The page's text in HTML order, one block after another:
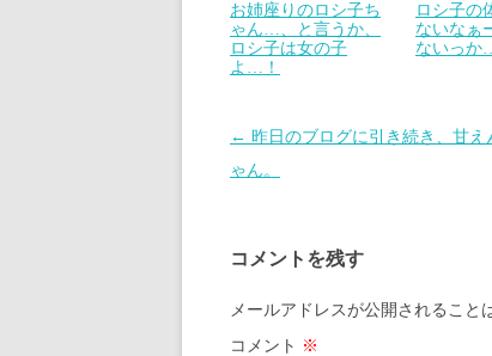
お姉座りのロシ子ち
ゃん…、と言うか、
ロシ子は女の子
よ…！
ロシ子の
ないなぁ
ないっか
投
稿
ゲ
ー
シ
← 昨日のブログに引き続き、甘え
ゃん。
コメントを残す
メールアドレスが公開されること
コメント ※